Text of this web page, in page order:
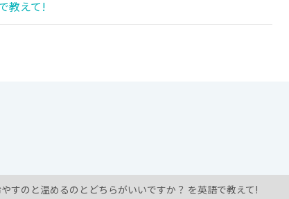
教えて!
すのと温めるのとどちらがいいですか？ を英語で教えて!